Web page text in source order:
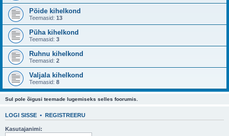
Pöide kihelkond
Teemasid: 13
Püha kihelkond
Teemasid: 3
Ruhnu kihelkond
Teemasid: 2
Valjala kihelkond
Teemasid: 8
Sul pole õigusi teemade lugemiseks selles foorumis.
LOGI SISSE • REGISTREERU
Kasutajanimi: